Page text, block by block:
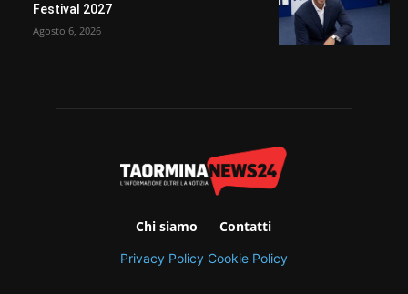
Festival 2027
Agosto 6, 2026
Chi siamo Contatti
Privacy Policy Cookie Policy